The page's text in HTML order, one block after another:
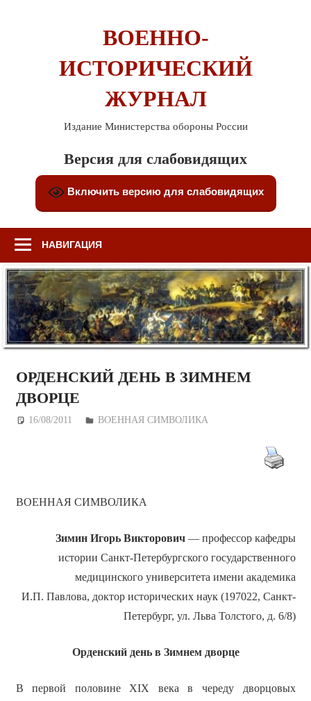
ВОЕННО-
ИСТОРИЧЕСКИЙ
ЖУРНАЛ
Издание Министерства обороны России
Версия для слабовидящих
Включить версию для слабовидящих
НАВИГАЦИЯ
ОРДЕНСКИЙ ДЕНЬ В ЗИМНЕМ
ДВОРЦЕ
16/08/2011 Дежурный по Редакции
ВОЕННАЯ СИМВОЛИКА
ВОЕННАЯ СИМВОЛИКА
Зимин Игорь Викторович— профессор кафедры
истории Санкт-Петербургского государственного
медицинского университета имени академика
И.П. Павлова, доктор исторических наук (197022, Санкт-
Петербург, ул. Льва Толстого, д. 6/8)
Орденский день в Зимнем дворце
В первой половине XIX века в череду дворцовых